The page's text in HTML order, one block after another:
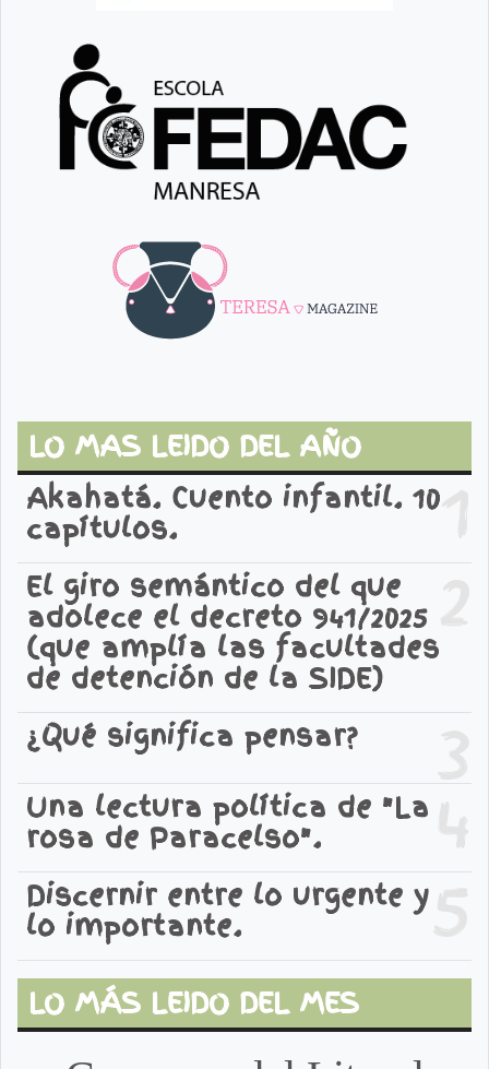
LO MAS LEIDO DEL AÑO
1
Akahatá. Cuento infantil. 10
capítulos.
2
El giro semántico del que
adolece el decreto 941/2025
(que amplía las facultades
de detención de la SIDE)
3
¿Qué significa pensar?
4
Una lectura política de "La
rosa de Paracelso".
5
Discernir entre lo urgente y
lo importante.
LO MÁS LEIDO DEL MES